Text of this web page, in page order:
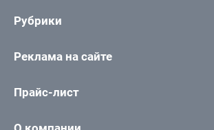
Рубрики
Реклама на сайте
Прайс-лист